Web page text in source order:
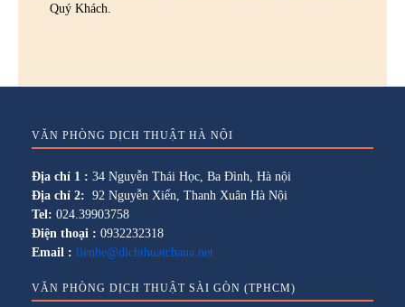
Quý Khách.
VĂN PHÒNG DỊCH THUẬT HÀ NỘI
Địa chỉ 1 : 34 Nguyễn Thái Học, Ba Đình, Hà nội
Địa chỉ 2: 92 Nguyễn Xiển, Thanh Xuân Hà Nội
Tel: 024.39903758
Điện thoại : 0932232318
Email : lienhe@dichthuatchaua.net
VĂN PHÒNG DỊCH THUẬT SÀI GÒN (TPHCM)